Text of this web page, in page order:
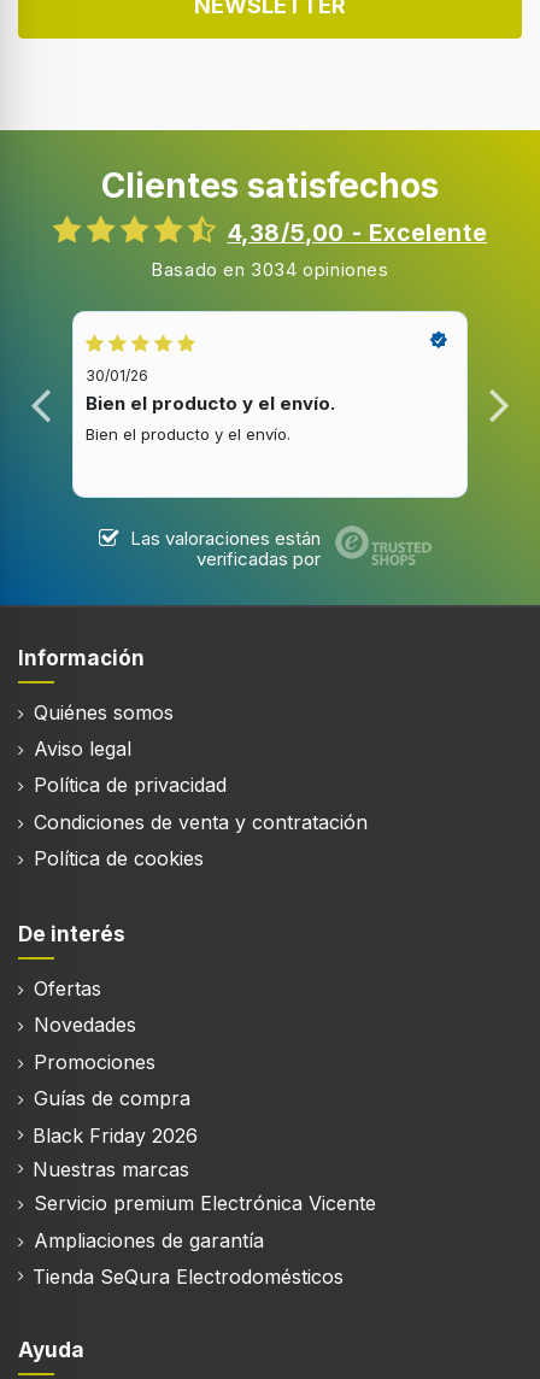
Pantalla incorporada
R600a
Peso del medio refrigerante
Anti-huellas
N-ST
Clase de emisión de ruido
Nivel de ruido
40 dB
Dispensador cubitos
Dispensador agua
Refrigerador
Frigorífico, capacidad neta
Tipo de lámpara
Antiescarcha (nevera)
Descongelación automática (nevera)
NEWSLETTER
Clientes satisfechos
4,38/5,00 - Excelente
Basado en 3034 opiniones
30/01/26
Bien el producto y el envío.
Bien el producto y el envío.
Las valoraciones están
verificadas por
Información
Quiénes somos
Aviso legal
Política de privacidad
Condiciones de venta y contratación
Política de cookies
De interés
Ofertas
Novedades
Promociones
Guías de compra
Black Friday 2026
Nuestras marcas
Servicio premium Electrónica Vicente
Ampliaciones de garantía
Tienda SeQura Electrodomésticos
Ayuda